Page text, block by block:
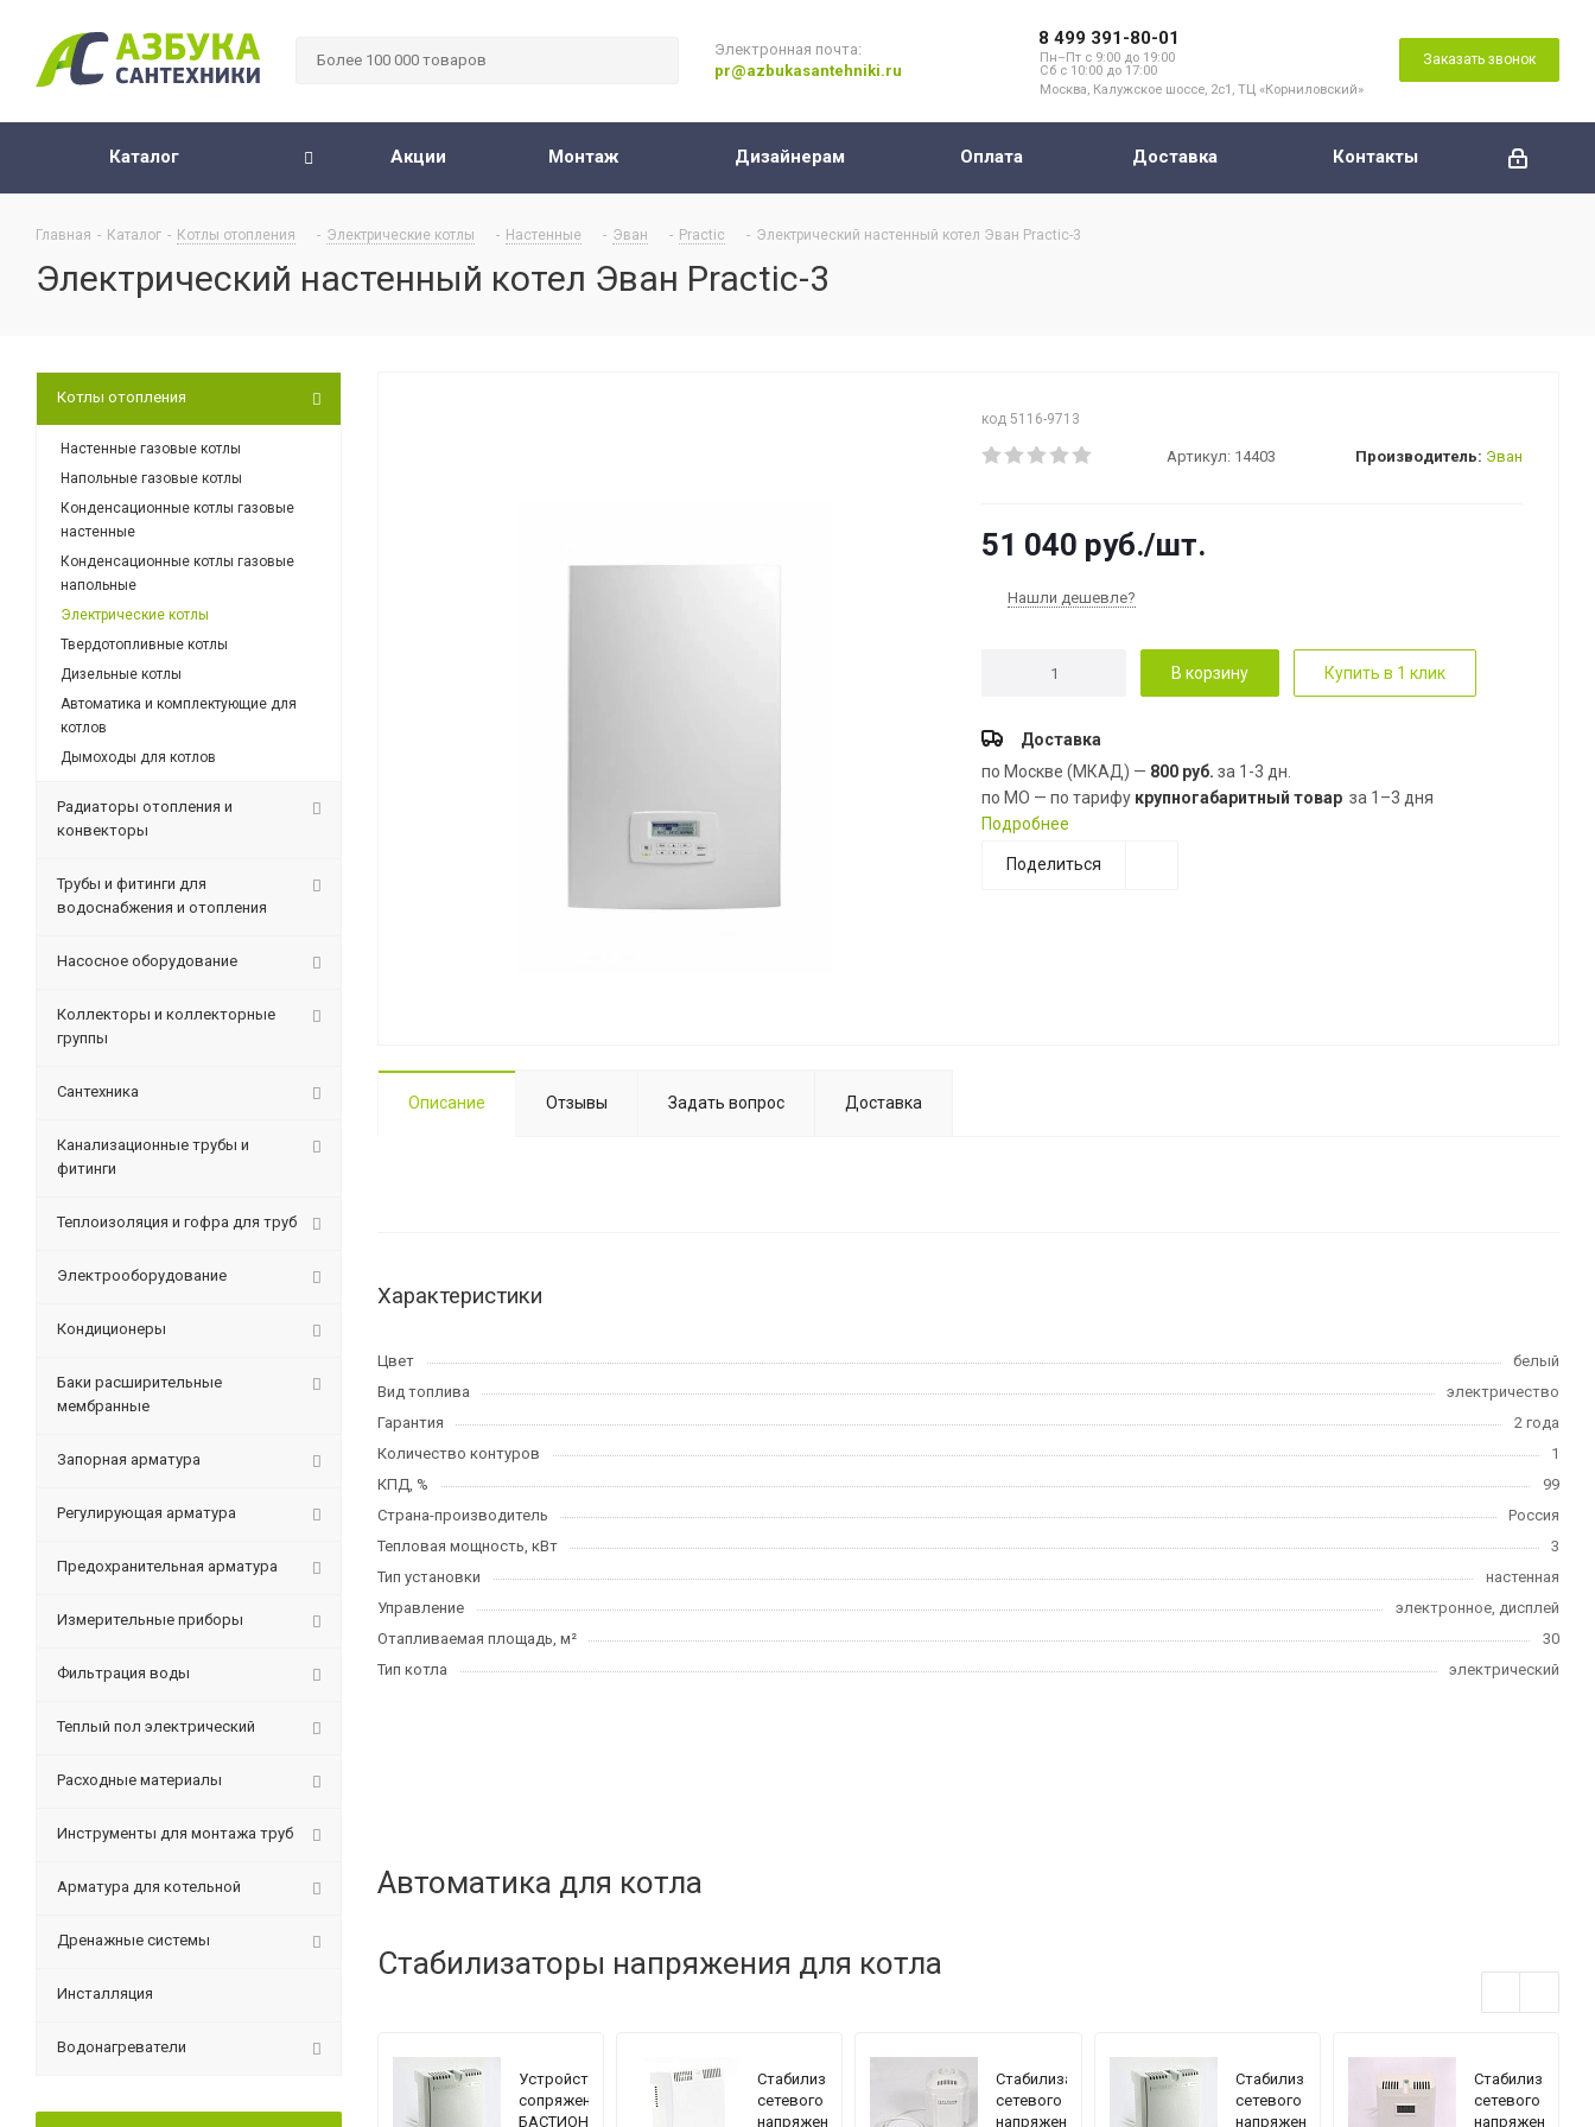
Электронная почта:
pr@azbukasantehniki.ru
8 499 391-80-01
Пн–Пт с 9:00 до 19:00
Сб с 10:00 до 17:00
Москва, Калужское шоссе, 2с1, ТЦ «Корниловский»
Заказать звонок
Каталог Акции Монтаж Дизайнерам Оплата Доставка Контакты
Главная - Каталог - Котлы отопления - Электрические котлы - Настенные - Эван - Practic - Электрический настенный котел Эван Practic-3
Электрический настенный котел Эван Practic-3
код 5116-9713
Артикул: 14403 Производитель: Эван
51 040 руб./шт.
Нашли дешевле?
В корзину Купить в 1 клик
Доставка
по Москве (МКАД) — 800 руб. за 1-3 дн.
по МО — по тарифу крупногабаритный товар за 1–3 дня
Подробнее
Поделиться
Описание Отзывы Задать вопрос Доставка
Характеристики
Цвет
белый
Вид топлива
электричество
Гарантия
2 года
Количество контуров
1
КПД, %
99
Страна-производитель
Россия
Тепловая мощность, кВт
3
Тип установки
настенная
Управление
электронное, дисплей
Отапливаемая площадь, м²
30
Тип котла
электрический
Автоматика для котла
Стабилизаторы напряжения для котла
Устройство
сопряжения
БАСТИОН
Стабилизатор
сетевого
напряжения
Стабилизатор
сетевого
напряжения
Стабилизатор
сетевого
напряжения
Стабилизатор
сетевого
напряжения
Котлы отопления
Настенные газовые котлы
Напольные газовые котлы
Конденсационные котлы газовые
настенные
Конденсационные котлы газовые
напольные
Электрические котлы
Твердотопливные котлы
Дизельные котлы
Автоматика и комплектующие для
котлов
Дымоходы для котлов
Радиаторы отопления и
конвекторы
Трубы и фитинги для
водоснабжения и отопления
Насосное оборудование
Коллекторы и коллекторные
группы
Сантехника
Канализационные трубы и
фитинги
Теплоизоляция и гофра для труб
Электрооборудование
Кондиционеры
Баки расширительные
мембранные
Запорная арматура
Регулирующая арматура
Предохранительная арматура
Измерительные приборы
Фильтрация воды
Теплый пол электрический
Расходные материалы
Инструменты для монтажа труб
Арматура для котельной
Дренажные системы
Инсталляция
Водонагреватели